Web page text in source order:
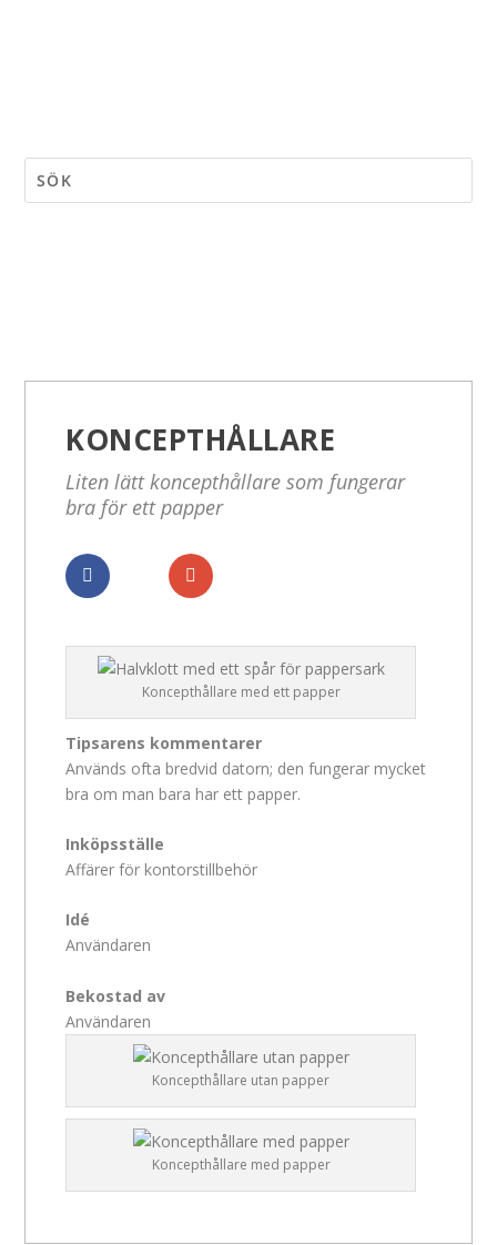
KONCEPTHÅLLARE
Liten lätt koncepthållare som fungerar
bra för ett papper
Koncepthållare med ett papper
Tipsarens kommentarer
Används ofta bredvid datorn; den fungerar mycket
bra om man bara har ett papper.
Inköpsställe
Affärer för kontorstillbehör
Idé
Användaren
Bekostad av
Användaren
Koncepthållare utan papper
Koncepthållare med papper